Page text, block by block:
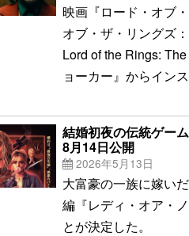
映画『ロード・オブ
オブ・ザ・リングズ
Lord of the Rings:
ョーカー』からイン
結婚初夜の伝統ゲー
8月14日公開
2026年5月13日
大富豪の一族に嫁い
編『レディ・オア・
とが決定した。